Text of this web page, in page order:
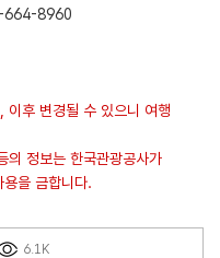
664-8960
후 변경될 수 있으니 여행
정보는 한국관광공사가
을 금합니다.
6.1K